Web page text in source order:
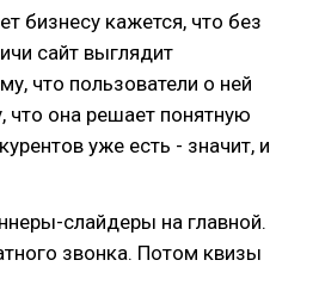
бизнесу кажется, что без
сайт выглядит
что пользователи о ней
что она решает понятную
уже есть - значит, и
слайдеры на главной.
звонка. Потом квизы